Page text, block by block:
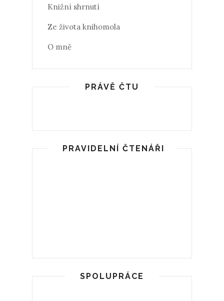
Knižní shrnutí
Ze života knihomola
O mně
PRÁVĚ ČTU
PRAVIDELNÍ ČTENÁŘI
SPOLUPRÁCE